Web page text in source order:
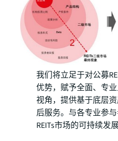
我们将立足于对公募
优势，赋予全面、专
视角，提供基于底层
后服务。与各专业参
REITs市场的可持续发展